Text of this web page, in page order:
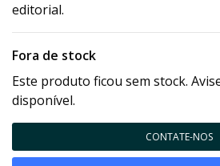
editorial.
Fora de stock
Este produto ficou sem stock.
disponível.
CONTATE-NOS